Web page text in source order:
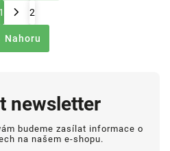
1 2
Nahoru
newsletter
budeme zasílat informace o
na našem e-shopu.